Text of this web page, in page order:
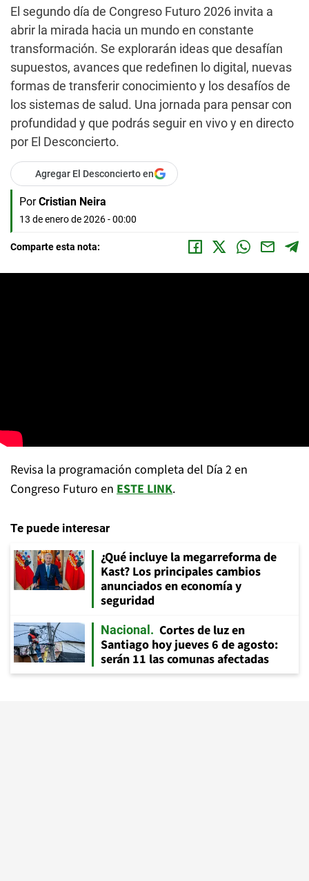
El segundo día de Congreso Futuro 2026 invita a
abrir la mirada hacia un mundo en constante
transformación. Se explorarán ideas que desafían
supuestos, avances que redefinen lo digital, nuevas
formas de transferir conocimiento y los desafíos de
los sistemas de salud. Una jornada para pensar con
profundidad y que podrás seguir en vivo y en directo
por El Desconcierto.
Agregar El Desconcierto en
Por Cristian Neira
13 de enero de 2026 - 00:00
Comparte esta nota:
Revisa la programación completa del Día 2 en
Congreso Futuro en ESTE LINK.
Te puede interesar
¿Qué incluye la megarreforma de
Kast? Los principales cambios
anunciados en economía y
seguridad
Nacional
Cortes de luz en
Santiago hoy jueves 6 de agosto:
serán 11 las comunas afectadas